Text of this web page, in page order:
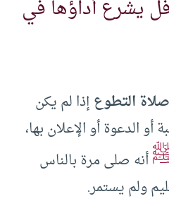
يشرع أداؤها في
صلاة التطوعإذا لم يكن
أو الدعوة أو الإعلان بها،
أنه صلى مرة بالناس
ولم يستمر.